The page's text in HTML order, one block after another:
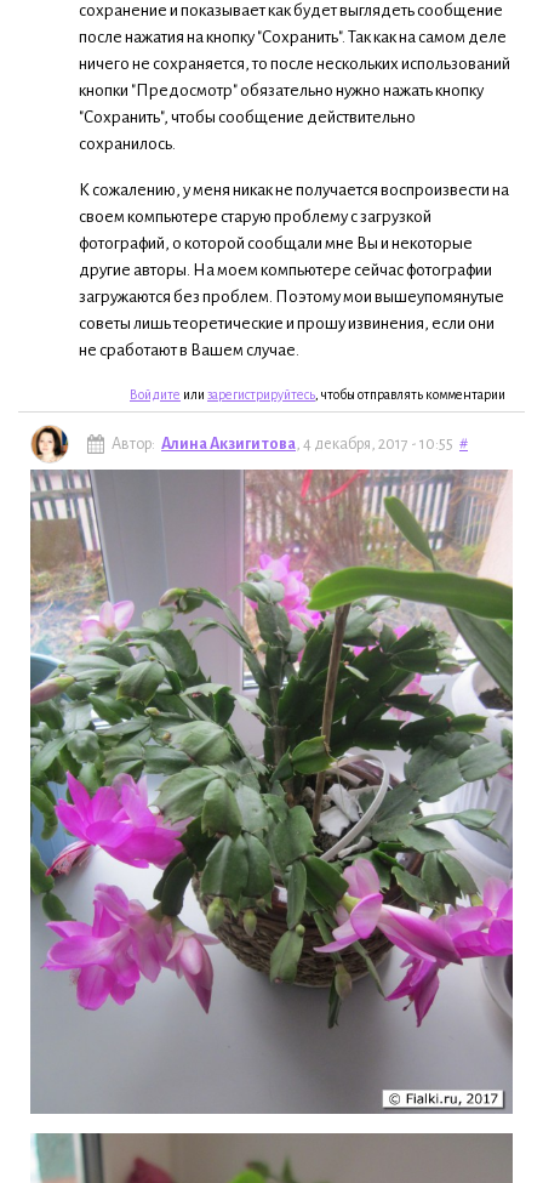
сохранение и показывает как будет выглядеть сообщение
после нажатия на кнопку "Сохранить". Так как на самом деле
ничего не сохраняется, то после нескольких использований
кнопки "Предосмотр" обязательно нужно нажать кнопку
"Сохранить", чтобы сообщение действительно
сохранилось.
К сожалению, у меня никак не получается воспроизвести на
своем компьютере старую проблему с загрузкой
фотографий, о которой сообщали мне Вы и некоторые
другие авторы. На моем компьютере сейчас фотографии
загружаются без проблем. Поэтому мои вышеупомянутые
советы лишь теоретические и прошу извинения, если они
не сработают в Вашем случае.
Войдите или зарегистрируйтесь , чтобы отправлять комментарии
Автор: Алина Акзигитова , 4 декабря, 2017 - 10:55 #